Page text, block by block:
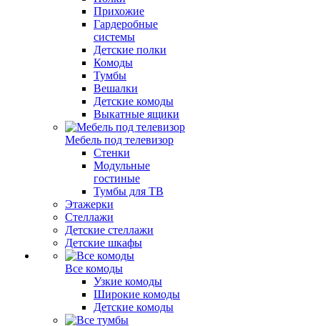
Прихожие
Гардеробные
системы
Детские полки
Комоды
Тумбы
Вешалки
Детские комоды
Выкатные ящики
Мебель под телевизор
Стенки
Модульные
гостиные
Тумбы для ТВ
Этажерки
Стеллажи
Детские стеллажи
Детские шкафы
Все комоды
Узкие комоды
Широкие комоды
Детские комоды